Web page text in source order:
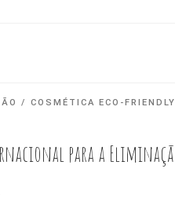
COSMÉTICA ECO-FRIENDLY
para a